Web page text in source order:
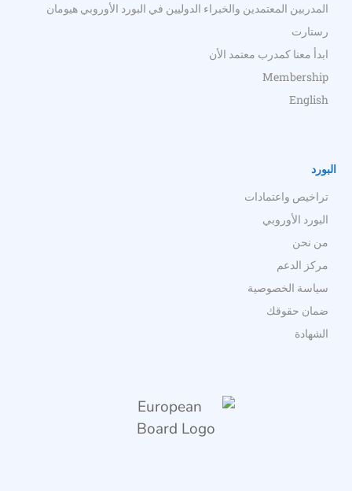
المدربين المعتمدين والخبراء الدوليين في البورد الأوروبي هيومان
رستارت
ابدأ معنا كمدرب معتمد الأن
Membership
English
البورد
تراخيص واعتمادات
البورد الأوروبي
من نحن
مركز الدعم
سياسة الخصوصية
ضمان حقوقك
الشهادة